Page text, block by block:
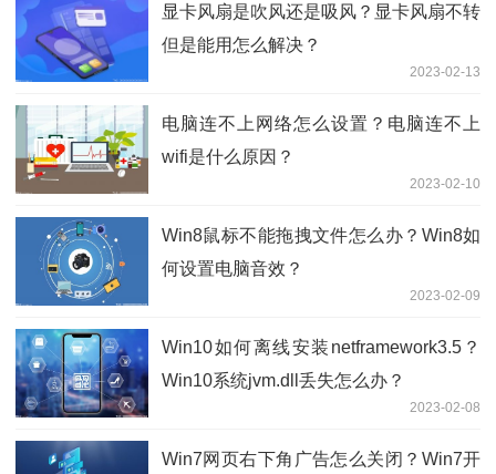
显卡风扇是吹风还是吸风？显卡风扇不转
但是能用怎么解决？
2023-02-13
电脑连不上网络怎么设置？电脑连不上
wifi是什么原因？
2023-02-10
Win8鼠标不能拖拽文件怎么办？Win8如
何设置电脑音效？
2023-02-09
Win10如何离线安装netframework3.5？
Win10系统jvm.dll丢失怎么办？
2023-02-08
Win7网页右下角广告怎么关闭？Win7开